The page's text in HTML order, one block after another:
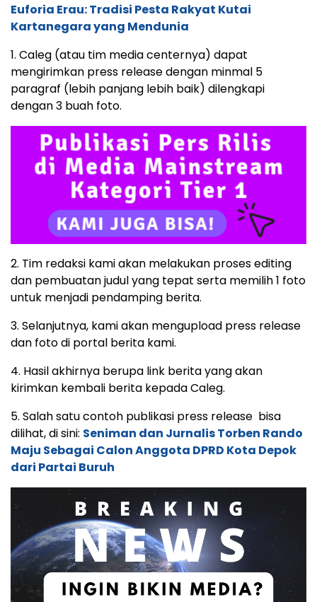
Euforia Erau: Tradisi Pesta Rakyat Kutai
Kartanegara yang Mendunia
1. Caleg (atau tim media centernya) dapat
mengirimkan press release dengan minmal 5
paragraf (lebih panjang lebih baik) dilengkapi
dengan 3 buah foto.
2. Tim redaksi kami akan melakukan proses editing
dan pembuatan judul yang tepat serta memilih 1 foto
untuk menjadi pendamping berita.
3. Selanjutnya, kami akan mengupload press release
dan foto di portal berita kami.
4. Hasil akhirnya berupa link berita yang akan
kirimkan kembali berita kepada Caleg.
5. Salah satu contoh publikasi press release bisa
dilihat, di sini: Seniman dan Jurnalis Torben Rando
Maju Sebagai Calon Anggota DPRD Kota Depok
dari Partai Buruh